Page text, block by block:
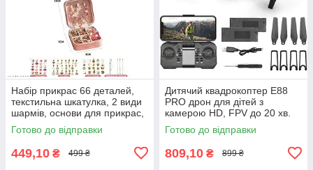
Набір прикрас 66 деталей,
текстильна шкатулка, 2 види
шармів, основи для прикрас,
металеві підвіски, 5568-4А
Готово до відправки
449,10 ₴ 499 ₴
Дитячий квадрокоптер E88
PRO дрон для дітей з
камерою HD, FPV до 20 хв.
польоту \ кейс
Готово до відправки
809,10 ₴ 899 ₴